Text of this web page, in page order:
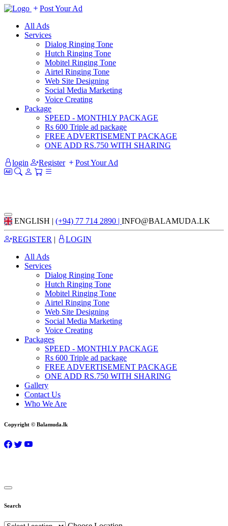
Post Your Ad
All Ads
Services
Dialog Ringing Tone
Hutch Ringing Tone
Mobitel Ringing Tone
Airtel Ringing Tone
Web Site Designing
Social Media Marketing
Voice Creating
Package
SPEED - MONTHLY PACKAGE
Rs 600 Triple ad package
FREE ADVERTISEMENT PACKAGE
ONE ADD RS.750 WITH SHARING
login
Register Post Your Ad
ENGLISH | (+94) 77 714 2890 | INFO@BALAMUDA.LK
REGISTER |
LOGIN
All Ads
Services
Dialog Ringing Tone
Hutch Ringing Tone
Mobitel Ringing Tone
Airtel Ringing Tone
Web Site Designing
Social Media Marketing
Voice Creating
Packages
SPEED - MONTHLY PACKAGE
Rs 600 Triple ad package
FREE ADVERTISEMENT PACKAGE
ONE ADD RS.750 WITH SHARING
Gallery
Contact Us
Who We Are
Copyright © Balamuda.lk
Search